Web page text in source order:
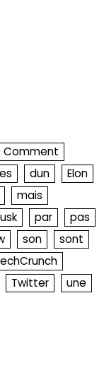
Comment
dun
Elon
mais
par
pas
son
sont
Twitter
une